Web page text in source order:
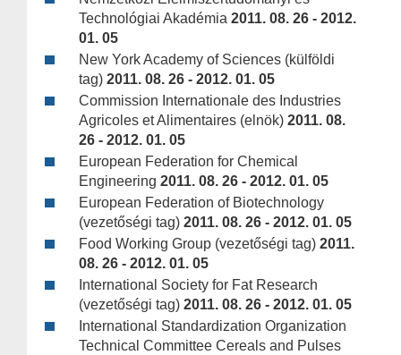
Technológiai Akadémia 2011. 08. 26 - 2012.
01. 05
New York Academy of Sciences (külföldi
tag) 2011. 08. 26 - 2012. 01. 05
Commission Internationale des Industries
Agricoles et Alimentaires (elnök) 2011. 08.
26 - 2012. 01. 05
European Federation for Chemical
Engineering 2011. 08. 26 - 2012. 01. 05
European Federation of Biotechnology
(vezetőségi tag) 2011. 08. 26 - 2012. 01. 05
Food Working Group (vezetőségi tag) 2011.
08. 26 - 2012. 01. 05
International Society for Fat Research
(vezetőségi tag) 2011. 08. 26 - 2012. 01. 05
International Standardization Organization
Technical Committee Cereals and Pulses